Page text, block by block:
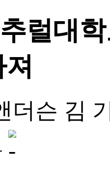
럴대
더슨 김